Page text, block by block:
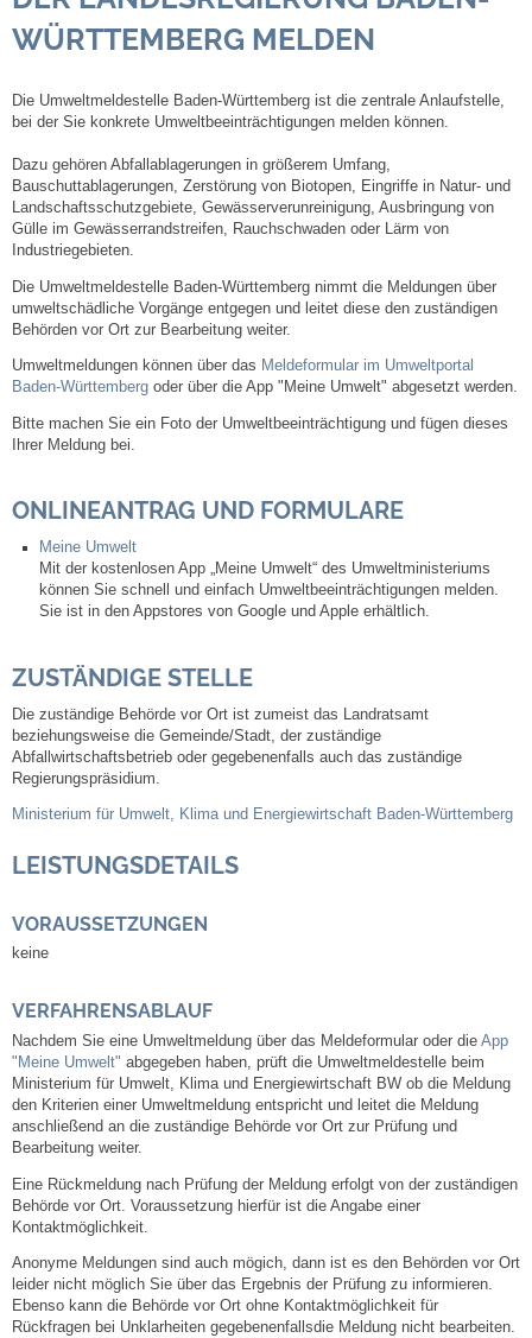
Steuern
Gebühren und Beiträge
Ortsrecht
Haushalt 2026
Trinkwasser - Härtebereich
Abfall-Infos
Bildergalerie
Rund um den Wein
Schlepper / Traktor
Aktuelles
Gemeindeverwaltung
Mitarbeiter
Stellenangebote
Ortsrecht
Bürgerservice
WÜRTTEMBERG MELDEN
Die Umweltmeldestelle Baden-Württemberg ist die zentrale Anlaufstelle,
bei der Sie konkrete Umweltbeeinträchtigungen melden können.
Dazu gehören Abfallablagerungen in größerem Umfang,
Bauschuttablagerungen, Zerstörung von Biotopen, Eingriffe in Natur- und
Landschaftsschutzgebiete, Gewässerverunreinigung, Ausbringung von
Gülle im Gewässerrandstreifen, Rauchschwaden oder Lärm von
Industriegebieten.
Die Umweltmeldestelle Baden-Württemberg nimmt die Meldungen über
umweltschädliche Vorgänge entgegen und leitet diese den zuständigen
Behörden vor Ort zur Bearbeitung weiter.
Umweltmeldungen können über das Meldeformular im Umweltportal
Baden-Württemberg oder über die App "Meine Umwelt" abgesetzt werden.
Bitte machen Sie ein Foto der Umweltbeeinträchtigung und fügen dieses
Ihrer Meldung bei.
ONLINEANTRAG UND FORMULARE
Meine Umwelt
Mit der kostenlosen App „Meine Umwelt“ des Umweltministeriums
können Sie schnell und einfach Umweltbeeinträchtigungen melden.
Sie ist in den Appstores von Google und Apple erhältlich.
ZUSTÄNDIGE STELLE
Die zuständige Behörde vor Ort ist zumeist das Landratsamt
beziehungsweise die Gemeinde/Stadt, der zuständige
Abfallwirtschaftsbetrieb oder gegebenenfalls auch das zuständige
Regierungspräsidium.
Ministerium für Umwelt, Klima und Energiewirtschaft Baden-Württemberg
LEISTUNGSDETAILS
VORAUSSETZUNGEN
keine
VERFAHRENSABLAUF
Nachdem Sie eine Umweltmeldung über das Meldeformular oder die App
"Meine Umwelt" abgegeben haben, prüft die Umweltmeldestelle beim
Ministerium für Umwelt, Klima und Energiewirtschaft BW ob die Meldung
den Kriterien einer Umweltmeldung entspricht und leitet die Meldung
anschließend an die zuständige Behörde vor Ort zur Prüfung und
Bearbeitung weiter.
Eine Rückmeldung nach Prüfung der Meldung erfolgt von der zuständigen
Behörde vor Ort. Voraussetzung hierfür ist die Angabe einer
Kontaktmöglichkeit.
Anonyme Meldungen sind auch mögich, dann ist es den Behörden vor Ort
leider nicht möglich Sie über das Ergebnis der Prüfung zu informieren.
Ebenso kann die Behörde vor Ort ohne Kontaktmöglichkeit für
Rückfragen bei Unklarheiten gegebenenfallsdie Meldung nicht bearbeiten.